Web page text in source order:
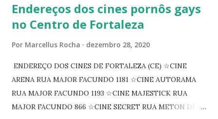
Endereços dos cines pornôs gays
no Centro de Fortaleza
Por Marcellus Rocha dezembro 28, 2020
ENDEREÇO DOS CINES DE FORTALEZA (CE) ☆CINE
ARENA RUA MAJOR FACUNDO 1181 ☆CINE AUTORAMA
RUA MAJOR FACUNDO 1193 ☆CINE MAJESTICK RUA
MAJOR FACUNDO 866 ☆CINE SECRET RUA METON DE